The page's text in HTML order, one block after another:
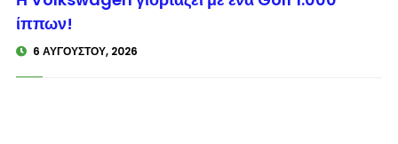
ίππων!
6 ΑΥΓΟΎΣΤΟΥ, 2026